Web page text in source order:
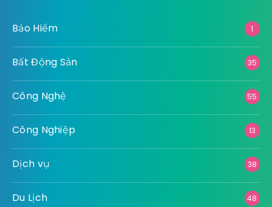
Bảo Hiểm 1
Bất Động Sản 35
Công Nghệ 55
Công Nghiệp 13
Dịch vụ 38
Du Lịch 48